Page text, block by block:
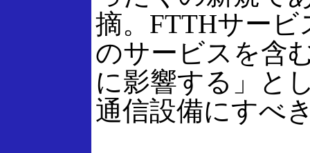
摘。FTTHサー
のサービスを含
に影響する」と
通信設備にすべ